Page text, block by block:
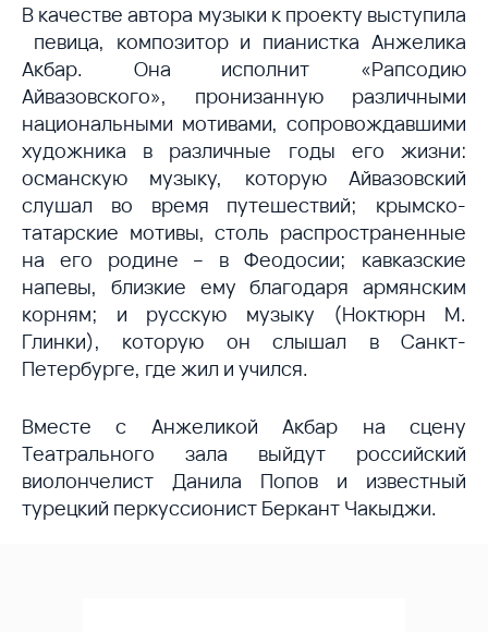
В качестве автора музыки к проекту выступила
певица, композитор и пианистка Анжелика
Акбар. Она исполнит «Рапсодию
Айвазовского», пронизанную различными
национальными мотивами, сопровождавшими
художника в различные годы его жизни:
османскую музыку, которую Айвазовский
слушал во время путешествий; крымско-
татарские мотивы, столь распространенные
на его родине – в Феодосии; кавказские
напевы, близкие ему благодаря армянским
корням; и русскую музыку (Ноктюрн М.
Глинки), которую он слышал в Санкт-
Петербурге, где жил и учился.
Вместе с Анжеликой Акбар на сцену
Театрального зала выйдут российский
виолончелист Данила Попов и известный
турецкий перкуссионист Беркант Чакыджи.